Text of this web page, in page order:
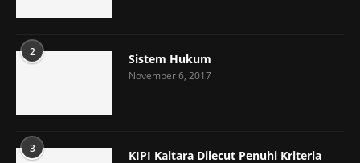
2 Sistem Hukum
November 6, 2017
3
KIPI Kaltara Dilecut Penuhi Kriteria